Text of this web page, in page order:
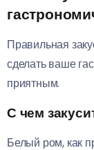
Правильная
сделать ваше
приятным.
С чем
Белый ром, как